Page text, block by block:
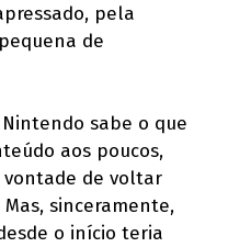
pela
de
sabe o que
aos poucos,
vontade de voltar
sinceramente,
o início teria